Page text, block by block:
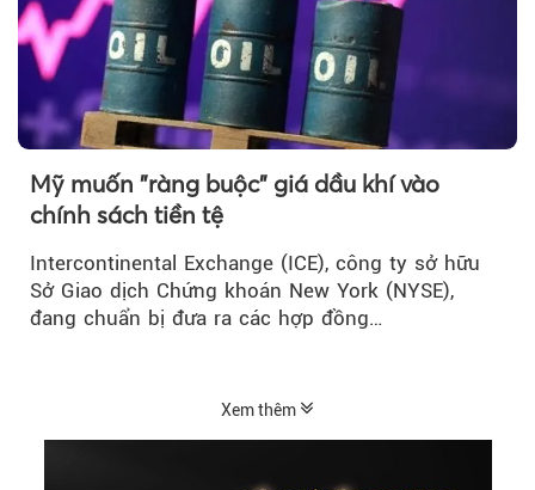
Mỹ muốn "ràng buộc" giá dầu khí vào
chính sách tiền tệ
Intercontinental Exchange (ICE), công ty sở hữu
Sở Giao dịch Chứng khoán New York (NYSE),
đang chuẩn bị đưa ra các hợp đồng…
Xem thêm